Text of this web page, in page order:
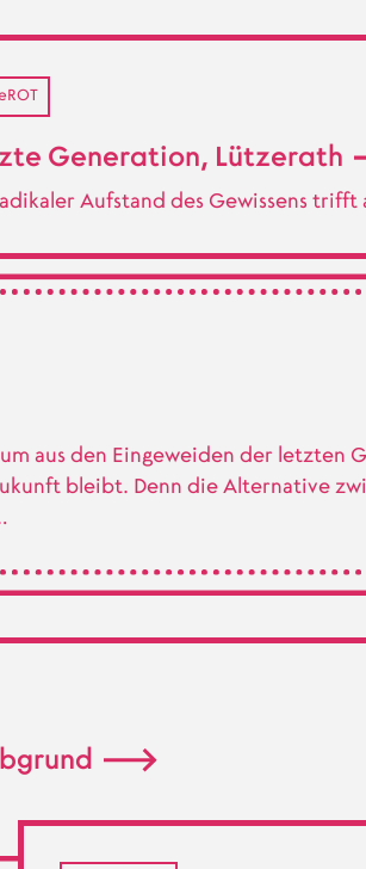
Generation, Lützerath
Aufstand des Gewissens
aus den Eingeweiden der letzten
bleibt. Denn die Alternative